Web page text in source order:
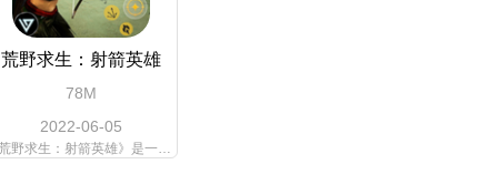
荒野求生：射箭英雄
78M
2022-06-05
《荒野求生：射箭英雄》是一款射击类型的生存冒险手游。在荒野求生射箭英雄游戏中，玩家手握弓箭，与其他的玩家进行战斗，最后只有一位玩家能够生存下来！